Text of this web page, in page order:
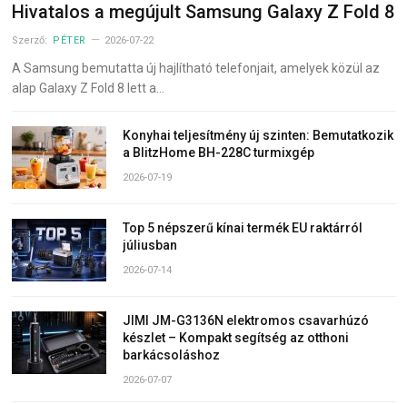
Hivatalos a megújult Samsung Galaxy Z Fold 8
Szerző: PÉTER 2026-07-22
A Samsung bemutatta új hajlítható telefonjait, amelyek közül az
alap Galaxy Z Fold 8 lett a…
Konyhai teljesítmény új szinten: Bemutatkozik
a BlitzHome BH-228C turmixgép
2026-07-19
Top 5 népszerű kínai termék EU raktárról
júliusban
2026-07-14
JIMI JM-G3136N elektromos csavarhúzó
készlet – Kompakt segítség az otthoni
barkácsoláshoz
2026-07-07